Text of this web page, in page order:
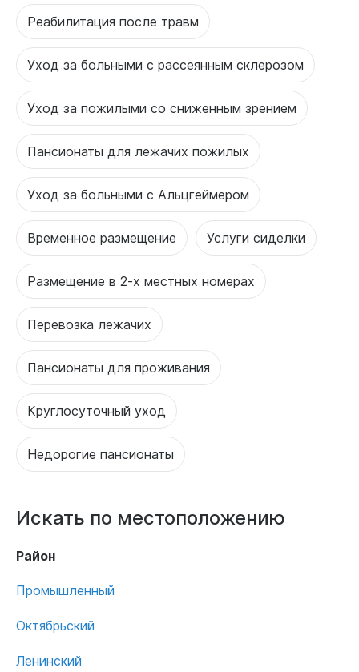
Реабилитация после травм
Уход за больными с рассеянным склерозом
Уход за пожилыми со сниженным зрением
Пансионаты для лежачих пожилых
Уход за больными с Альцгеймером
Временное размещение Услуги сиделки
Размещение в 2-х местных номерах
Перевозка лежачих
Пансионаты для проживания
Круглосуточный уход
Недорогие пансионаты
Искать по местоположению
Район
Промышленный
Октябрьский
Ленинский